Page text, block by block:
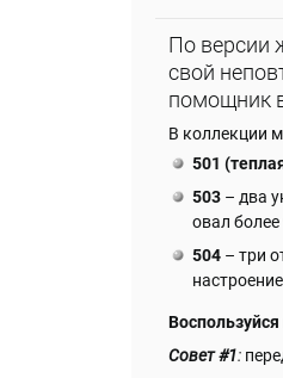
По версии
свой
помощник
В коллекции
501
503– два
овал
504– три
Совет #1: